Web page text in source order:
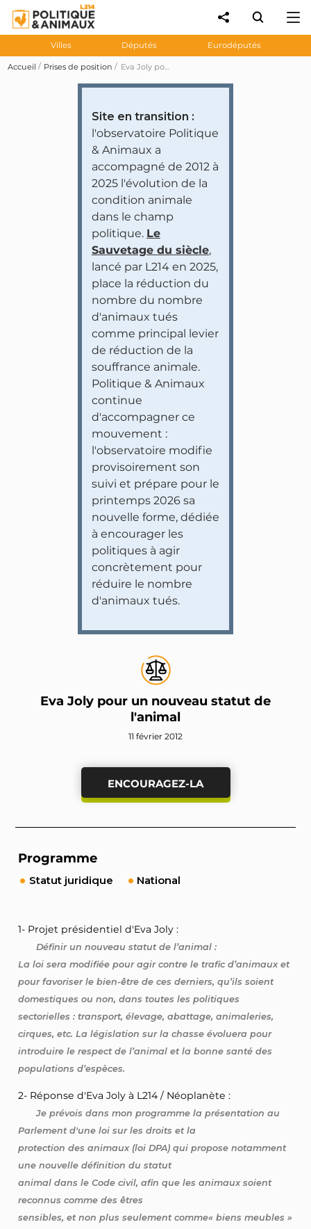
Villes Députés Eurodéputés
Accueil Prises de position Eva Joly pour un nouveau statut de l'animal
Site en transition :
l'observatoire Politique
& Animaux a
accompagné de 2012 à
2025 l'évolution de la
condition animale
dans le champ
politique. Le
Sauvetage du siècle,
lancé par L214 en 2025,
place la réduction du
nombre du nombre
d'animaux tués
comme principal levier
de réduction de la
souffrance animale.
Politique & Animaux
continue
d'accompagner ce
mouvement :
l'observatoire modifie
provisoirement son
suivi et prépare pour le
printemps 2026 sa
nouvelle forme, dédiée
à encourager les
politiques à agir
concrètement pour
réduire le nombre
d'animaux tués.
Eva Joly pour un nouveau statut de
l'animal
11 février 2012
ENCOURAGEZ-LA
Programme
Statut juridique National
1- Projet présidentiel d'Eva Joly :
Définir un nouveau statut de l’animal :
La loi sera modifiée pour agir contre le trafic d’animaux et
pour favoriser le bien-être de ces derniers, qu’ils soient
domestiques ou non, dans toutes les politiques
sectorielles : transport, élevage, abattage, animaleries,
cirques, etc. La législation sur la chasse évoluera pour
introduire le respect de l’animal et la bonne santé des
populations d’espèces.
2- Réponse d'Eva Joly à L214 / Néoplanète :
Je prévois dans mon programme la présentation au
Parlement d'une loi sur les droits et la
protection des animaux (loi DPA) qui propose notamment
une nouvelle définition du statut
animal dans le Code civil, afin que les animaux soient
reconnus comme des êtres
sensibles, et non plus seulement comme« biens meubles »